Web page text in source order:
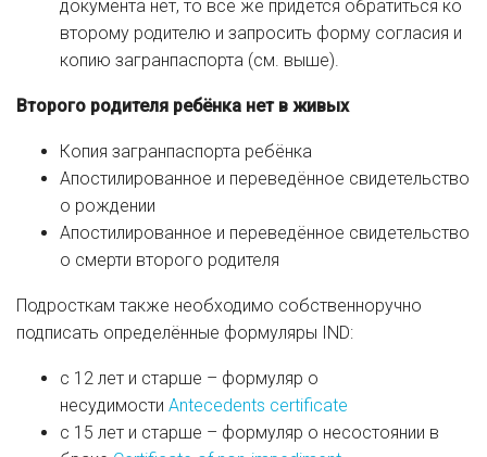
документа нет, то всё же придётся обратиться ко
второму родителю и запросить форму согласия и
копию загранпаспорта (см. выше).
Второго родителя ребёнка нет в живых
Копия загранпаспорта ребёнка
Апостилированное и переведённое свидетельство
о рождении
Апостилированное и переведённое свидетельство
о смерти второго родителя
Подросткам также необходимо собственноручно
подписать определённые формуляры IND:
с 12 лет и старше – формуляр о
несудимости Antecedents certificate
с 15 лет и старше – формуляр о несостоянии в